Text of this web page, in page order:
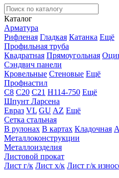
Каталог
Арматура
Рифленая Гладкая Катанка Ещё
Профильная труба
Квадратная Прямоугольная
Сэндвич панели
Кровельные Стеновые Ещё
Профнастил
С8 С20 С21 Н114-750 Ещё
Шпунт Ларсена
Евраз VL GU AZ Ещё
Сетка стальная
В рулонах В картах Кладочная
Металлоконструкции
Металлоизделия
Листовой прокат
Лист г/к Лист х/к Лист г/к